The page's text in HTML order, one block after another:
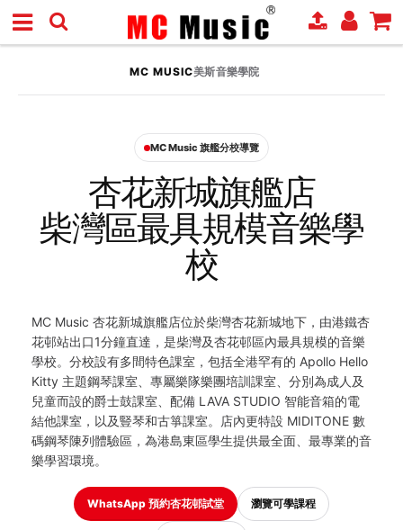
MC MUSIC美斯音樂學院
MC Music 旗艦分校導覽
杏花新城旗艦店
柴灣區最具規模音樂學
校
MC Music 杏花新城旗艦店位於柴灣杏花新城地下，由港鐵杏
花邨站出口1分鐘直達，是柴灣及杏花邨區內最具規模的音樂
學校。分校設有多間特色課室，包括全港罕有的 Apollo Hello
Kitty 主題鋼琴課室、專屬樂隊樂團培訓課室、分別為成人及
兒童而設的爵士鼓課室、配備 LAVA STUDIO 智能音箱的電
結他課室，以及豎琴和古箏課室。店內更特設 MIDITONE 數
碼鋼琴陳列體驗區，為港島東區學生提供最全面、最專業的音
樂學習環境。
WhatsApp 預約杏花邨試堂 瀏覽可學課程